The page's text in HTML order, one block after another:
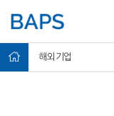
해외기업